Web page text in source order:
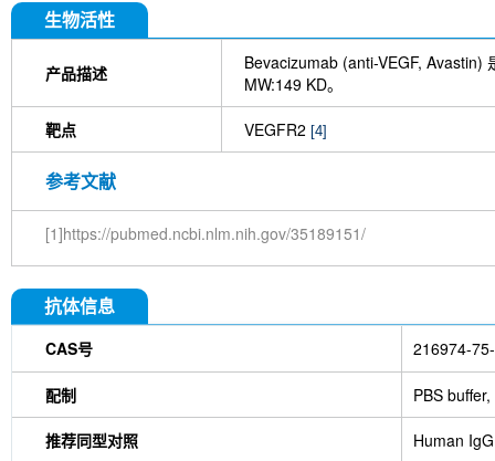
生物活性
产品描述
Bevacizumab (anti-VEGF, Avastin)
MW:149 KD。
靶点 VEGFR2 [4]
参考文献
[1]https://pubmed.ncbi.nlm.nih.gov/35189151/
抗体信息
CAS号 216974-
配制 PBS
推荐同型对照 Human